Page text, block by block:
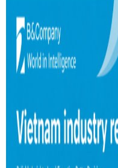
뉴스레터 구독